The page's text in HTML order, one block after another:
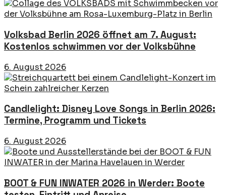
Volksbad Berlin 2026 öffnet am 7. August:
Kostenlos schwimmen vor der Volksbühne
6. August 2026
Candlelight: Disney Love Songs in Berlin 2026:
Termine, Programm und Tickets
6. August 2026
BOOT & FUN INWATER 2026 in Werder: Boote